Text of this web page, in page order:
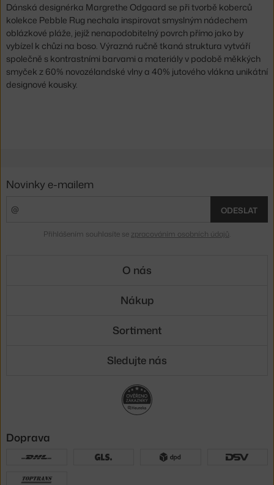
Dánská designérka Margrethe Odgaard se při tvorbě koberců
kolekce Pebble Rug nechala inspirovat smyslným nádechem
oblázkové pláže, jejíž nenapodobitelný povrch přímo jako by
vybízel k chůzi na boso. Výrazná ručně tkaná struktura vytváří
společně s kontrastními barvami a materiály v podobě měkkých
smyček z 60% novozélandské vlny a 40% jutového vlákna unikátní
designové kousky.
Novinky e-mailem
ODESLAT
Přihlášením souhlasíte se zpracováním osobních údajů
O nás
Nákup
Sortiment
Sledujte nás
Doprava